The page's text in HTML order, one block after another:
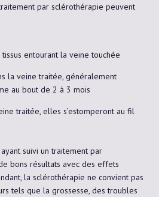
par sclérothérapie peuvent
entourant la veine touchée
la veine traitée, généralement
au bout de 2 à 3 mois
traitée, elles s’estomperont au fil
suivi un traitement par
bons résultats avec des effets
la sclérothérapie ne convient pas
tels que la grossesse, des troubles